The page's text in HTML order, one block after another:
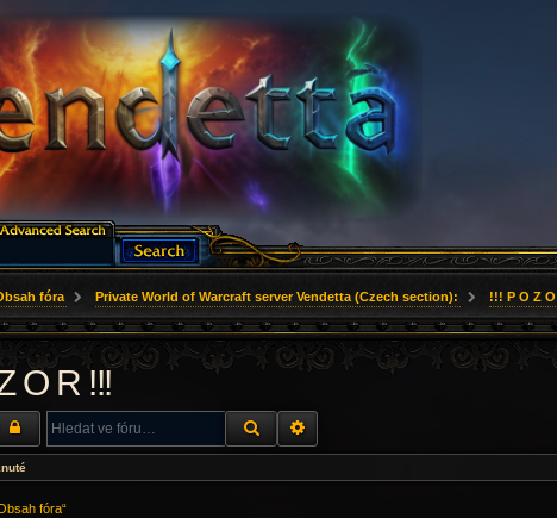
fóra Private World of Warcraft server Vendetta (Czech section): !!! P O Z
O R !!!
HLEDAT
fóra“